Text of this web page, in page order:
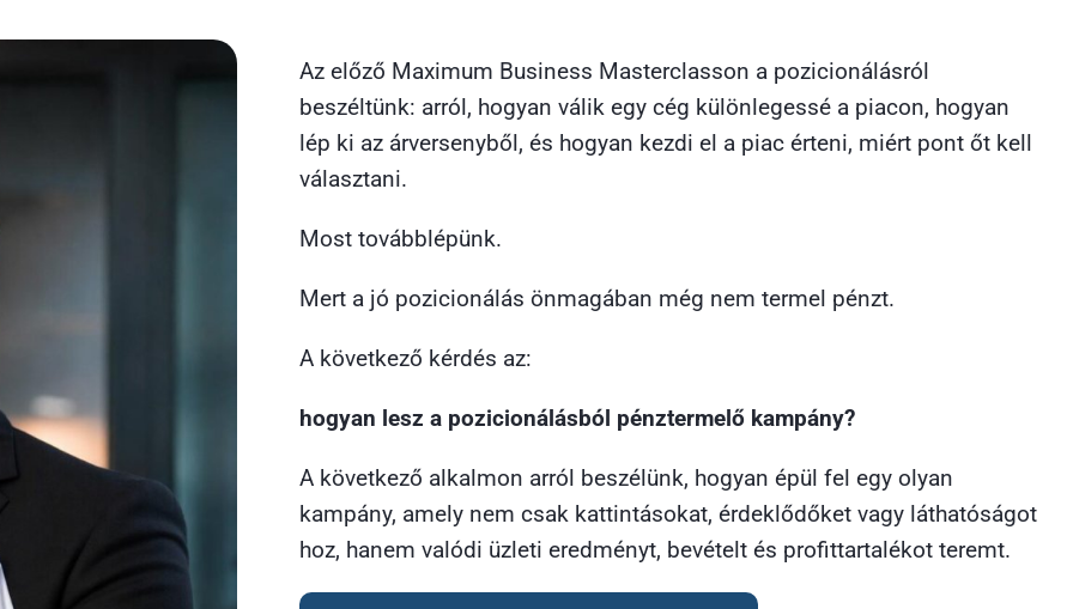
Az előző Maximum Business Masterclasson a pozicionálásról
beszéltünk: arról, hogyan válik egy cég különlegessé a piacon, hogyan
lép ki az árversenyből, és hogyan kezdi el a piac érteni, miért pont őt kell
választani.
Most továbblépünk.
Mert a jó pozicionálás önmagában még nem termel pénzt.
A következő kérdés az:
hogyan lesz a pozicionálásból pénztermelő kampány?
A következő alkalmon arról beszélünk, hogyan épül fel egy olyan
kampány, amely nem csak kattintásokat, érdeklődőket vagy láthatóságot
hoz, hanem valódi üzleti eredményt, bevételt és profittartalékot teremt.